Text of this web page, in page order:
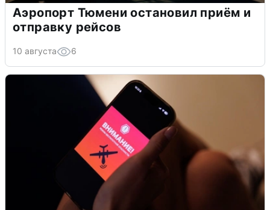
Аэропорт Тюмени остановил приём и
отправку рейсов
10 августа 6